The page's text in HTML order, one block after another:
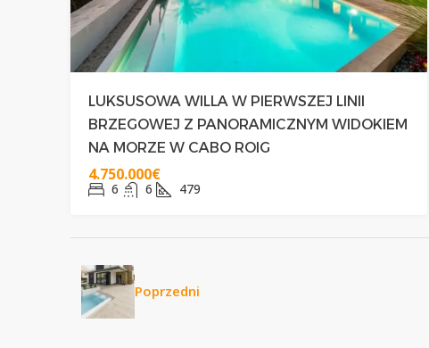
LUKSUSOWA WILLA W PIERWSZEJ LINII
BRZEGOWEJ Z PANORAMICZNYM WIDOKIEM
NA MORZE W CABO ROIG
4.750.000€
6 6 479
Poprzedni